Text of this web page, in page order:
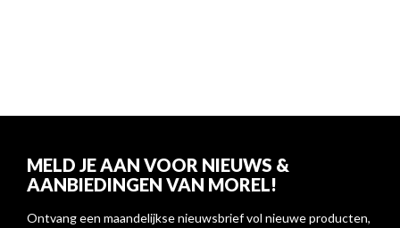
MELD JE AAN VOOR NIEUWS &
AANBIEDINGEN VAN MOREL!
Ontvang een maandelijkse nieuwsbrief vol nieuwe producten,